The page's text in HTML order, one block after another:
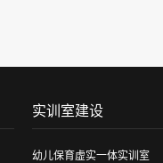
实训室建设
幼儿保育虚实一体实训室